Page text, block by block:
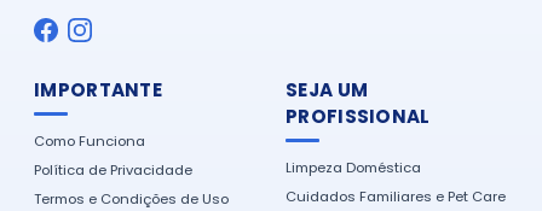
IMPORTANTE
Como Funciona
Política de Privacidade
Termos e Condições de Uso
SEJA UM
PROFISSIONAL
Limpeza Doméstica
Cuidados Familiares e Pet Care